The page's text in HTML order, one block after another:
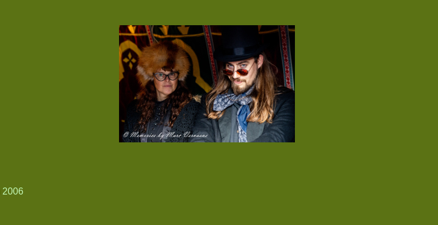
2006